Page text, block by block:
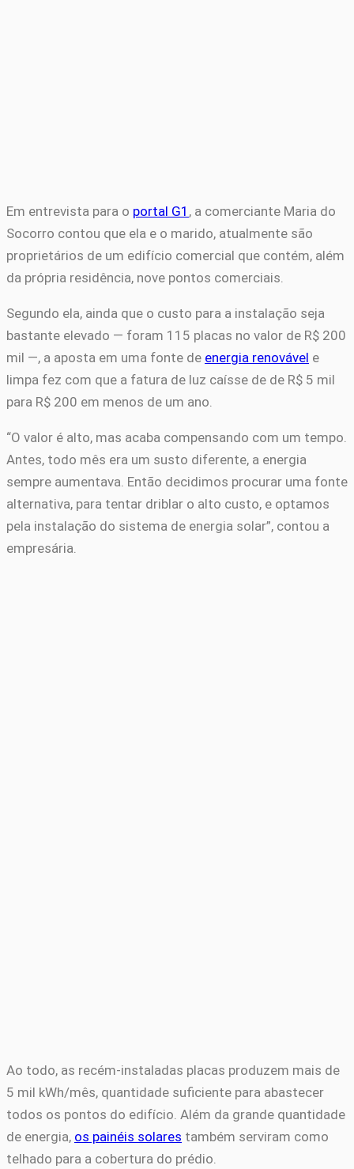
Em entrevista para o portal G1 , a comerciante Maria do
Socorro contou que ela e o marido, atualmente são
proprietários de um edifício comercial que contém, além
da própria residência, nove pontos comerciais.
Segundo ela, ainda que o custo para a instalação seja
bastante elevado — foram 115 placas no valor de R$ 200
mil —, a aposta em uma fonte de energia renovável e
limpa fez com que a fatura de luz caísse de de R$ 5 mil
para R$ 200 em menos de um ano.
“O valor é alto, mas acaba compensando com um tempo.
Antes, todo mês era um susto diferente, a energia
sempre aumentava. Então decidimos procurar uma fonte
alternativa, para tentar driblar o alto custo, e optamos
pela instalação do sistema de energia solar”, contou a
empresária.
Ao todo, as recém-instaladas placas produzem mais de
5 mil kWh/mês, quantidade suficiente para abastecer
todos os pontos do edifício. Além da grande quantidade
de energia, os painéis solares também serviram como
telhado para a cobertura do prédio.